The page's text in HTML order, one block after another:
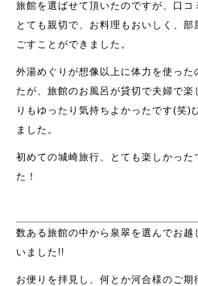
旅館を選ばせて頂いたのですが、口
とても親切で、 お料理もおいしく、部
ごすことができました。
外湯めぐりが想像以上に体力を使った
たが、 旅館のお風呂が貸切で夫婦で楽
りもゆったり気持ちよかったです(笑)
ました。
初めての城崎旅行、とても楽しかった
た！
数ある旅館の中から泉翠を選んでお
いました!!
お便りを拝見し、何とか河合様のご期